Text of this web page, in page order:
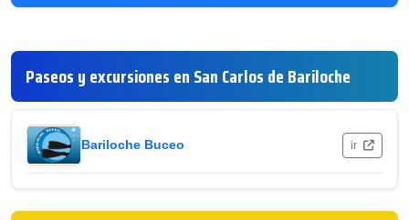
Paseos y excursiones en San Carlos de Bariloche
Bariloche Buceo ir